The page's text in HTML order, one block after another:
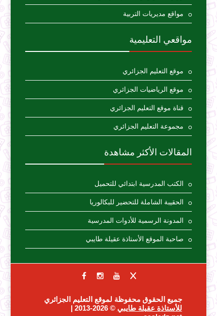
مواقع مديريات التربية
مواقعي التعليمية
موقع التعليم الجزائري
موقع الرياضيات الجزائري
قناة موقع التعليم الجزائري
مجموعة التعليم الجزائري
المقالات الأكثر مشاهدة
الكتب المدرسية ابتدائي للتحميل
الحقيبة الشاملة للتحضير للبكالوريا
المدونة الرسمية للأدوات المدرسية
صاحبة الموقع الأستاذة عقيلة طايبي
جميع الحقوق محفوظة لموقع التعليم الجزائري
للأستاذة عقيلة طايبي © 2026-2013 |